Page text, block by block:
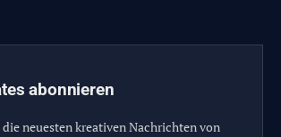
abonnieren
neuesten kreativen Nachrichten von